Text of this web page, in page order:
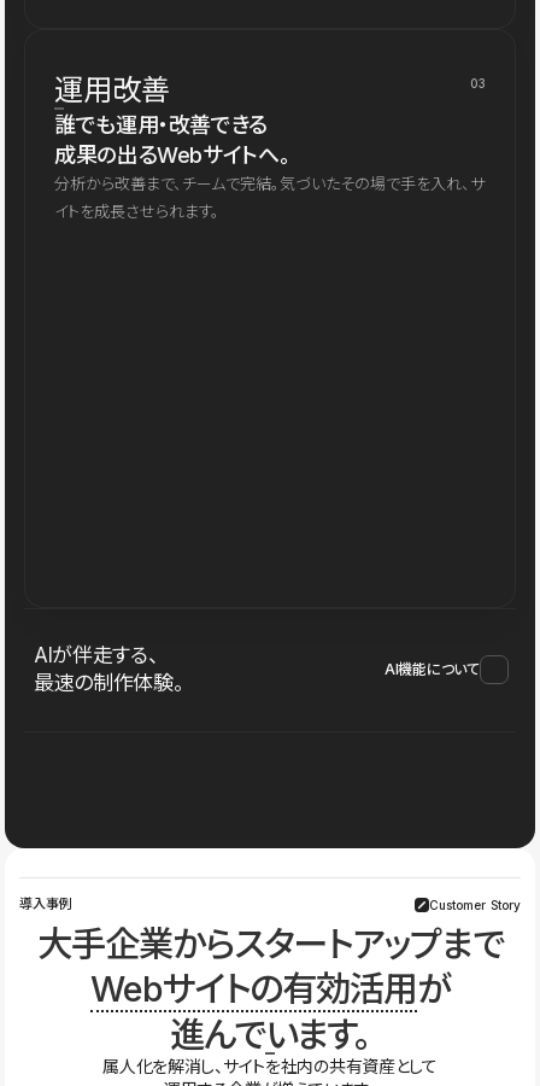
運用改善 03
誰でも運用・改善できる
成果の出るWebサイトへ。
分析から改善まで、チームで完結。気づいたその場で手を入れ、サ
イトを成長させられます。
AIが伴走する、
最速の制作体験。
AI機能について
導入事例 Customer Story
大手企業からスタートアップまで
Webサイトの有効活用が
進んでいます。
属人化を解消し、サイトを社内の共有資産として